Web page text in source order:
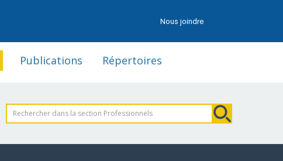
Nous joindre
Publications Répertoires